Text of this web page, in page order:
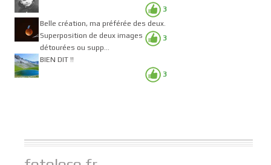
3
3
Belle création, ma préférée des deux.
Superposition de deux images
détourées ou supp...
3
BIEN DIT !!